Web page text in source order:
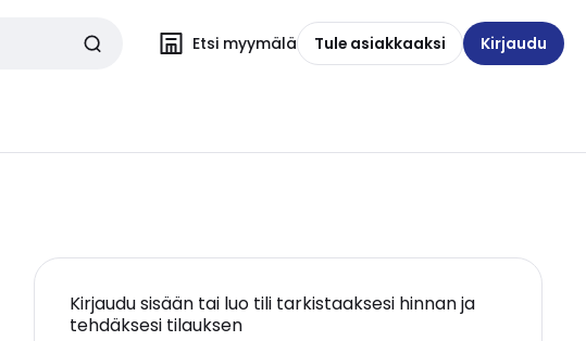
Etsi myymälä Tule asiakkaaksi Kirjaudu
Kirjaudu sisään tai luo tili tarkistaaksesi hinnan ja
tehdäksesi tilauksen